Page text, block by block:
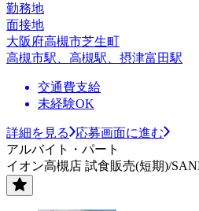
勤務地
面接地
大阪府高槻市芝生町
高槻市駅、高槻駅、摂津富田駅
交通費支給
未経験OK
詳細を見る
応募画面に進む
アルバイト・パート
イオン高槻店 試食販売(短期)/